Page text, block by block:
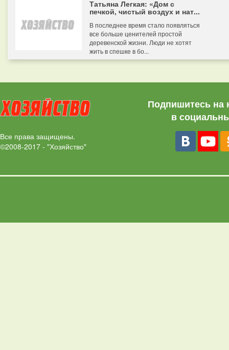
Татьяна Легкая: «Дом с
печкой, чистый воздух и нат...
В последнее время стало появляться
все больше ценителей простой
деревенской жизни. Люди не хотят
жить в спешке в бо...
Все права защищены.
©2008-2017 - "Хозяйство"
Подпишитесь на
в